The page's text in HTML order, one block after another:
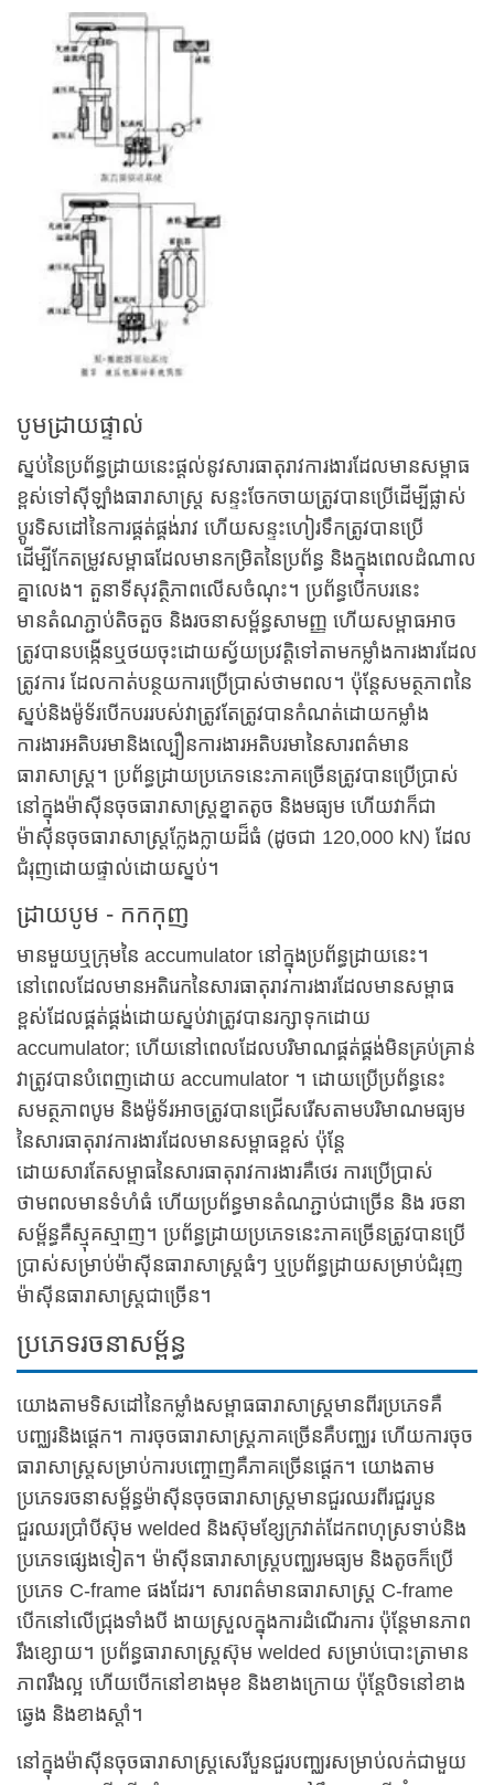
បូមដ្រាយផ្ទាល់
ស្នប់នៃប្រព័ន្ធដ្រាយនេះផ្តល់នូវសារធាតុរាវការងារដែលមានសម្ពាធ
ខ្ពស់ទៅស៊ីឡាំងធារាសាស្ត្រ សន្ទះចែកចាយត្រូវបានប្រើដើម្បីផ្លាស់
ប្តូរទិសដៅនៃការផ្គត់ផ្គង់រាវ ហើយសន្ទះហៀរទឹកត្រូវបានប្រើ
ដើម្បីកែតម្រូវសម្ពាធដែលមានកម្រិតនៃប្រព័ន្ធ និងក្នុងពេលដំណាល
គ្នាលេង។ តួនាទីសុវត្ថិភាពលើសចំណុះ។ ប្រព័ន្ធបើកបរនេះ
មានតំណភ្ជាប់តិចតួច និងរចនាសម្ព័ន្ធសាមញ្ញ ហើយសម្ពាធអាច
ត្រូវបានបង្កើនឬថយចុះដោយស្វ័យប្រវត្តិទៅតាមកម្លាំងការងារដែល
ត្រូវការ ដែលកាត់បន្ថយការប្រើប្រាស់ថាមពល។ ប៉ុន្តែសមត្ថភាពនៃ
ស្នប់និងម៉ូទ័របើកបររបស់វាត្រូវតែត្រូវបានកំណត់ដោយកម្លាំង
ការងារអតិបរមានិងល្បឿនការងារអតិបរមានៃសារពត៌មាន
ធារាសាស្ត្រ។ ប្រព័ន្ធដ្រាយប្រភេទនេះភាគច្រើនត្រូវបានប្រើប្រាស់
នៅក្នុងម៉ាស៊ីនចុចធារាសាស្ត្រខ្នាតតូច និងមធ្យម ហើយវាក៏ជា
ម៉ាស៊ីនចុចធារាសាស្ត្រក្លែងក្លាយដ៏ធំ (ដូចជា 120,000 kN) ដែល
ជំរុញដោយផ្ទាល់ដោយស្នប់។
ដ្រាយបូម - កកកុញ
មានមួយឬក្រុមនៃ accumulator នៅក្នុងប្រព័ន្ធដ្រាយនេះ។
នៅពេលដែលមានអតិរេកនៃសារធាតុរាវការងារដែលមានសម្ពាធ
ខ្ពស់ដែលផ្គត់ផ្គង់ដោយស្នប់វាត្រូវបានរក្សាទុកដោយ
accumulator; ហើយនៅពេលដែលបរិមាណផ្គត់ផ្គង់មិនគ្រប់គ្រាន់
វាត្រូវបានបំពេញដោយ accumulator ។ ដោយប្រើប្រព័ន្ធនេះ
សមត្ថភាពបូម និងម៉ូទ័រអាចត្រូវបានជ្រើសរើសតាមបរិមាណមធ្យម
នៃសារធាតុរាវការងារដែលមានសម្ពាធខ្ពស់ ប៉ុន្តែ
ដោយសារតែសម្ពាធនៃសារធាតុរាវការងារគឺថេរ ការប្រើប្រាស់
ថាមពលមានទំហំធំ ហើយប្រព័ន្ធមានតំណភ្ជាប់ជាច្រើន និង រចនា
សម្ព័ន្ធគឺស្មុគស្មាញ។ ប្រព័ន្ធដ្រាយប្រភេទនេះភាគច្រើនត្រូវបានប្រើ
ប្រាស់សម្រាប់ម៉ាស៊ីនធារាសាស្ត្រធំៗ ឬប្រព័ន្ធដ្រាយសម្រាប់ជំរុញ
ម៉ាស៊ីនធារាសាស្ត្រជាច្រើន។
ប្រភេទរចនាសម្ព័ន្ធ
យោងតាមទិសដៅនៃកម្លាំងសម្ពាធធារាសាស្ត្រមានពីរប្រភេទគឺ
បញ្ឈរនិងផ្ដេក។ ការចុចធារាសាស្ត្រភាគច្រើនគឺបញ្ឈរ ហើយការចុច
ធារាសាស្ត្រសម្រាប់ការបញ្ចោញគឺភាគច្រើនផ្ដេក។ យោងតាម
ប្រភេទរចនាសម្ព័ន្ធម៉ាស៊ីនចុចធារាសាស្ត្រមានជួរឈរពីរជួរបួន
ជួរឈរប្រាំបីស៊ុម welded និងស៊ុមខ្សែក្រវាត់ដែកពហុស្រទាប់និង
ប្រភេទផ្សេងទៀត។ ម៉ាស៊ីនធារាសាស្ត្របញ្ឈរមធ្យម និងតូចក៏ប្រើ
ប្រភេទ C-frame ផងដែរ។ សារពត៌មានធារាសាស្ត្រ C-frame
បើកនៅលើជ្រុងទាំងបី ងាយស្រួលក្នុងការដំណើរការ ប៉ុន្តែមានភាព
រឹងខ្សោយ។ ប្រព័ន្ធធារាសាស្ត្រស៊ុម welded សម្រាប់បោះត្រាមាន
ភាពរឹងល្អ ហើយបើកនៅខាងមុខ និងខាងក្រោយ ប៉ុន្តែបិទនៅខាង
ឆ្វេង និងខាងស្តាំ។
នៅក្នុងម៉ាស៊ីនចុចធារាសាស្ត្រសេរីបួនជួរបញ្ឈរសម្រាប់លក់ជាមួយ